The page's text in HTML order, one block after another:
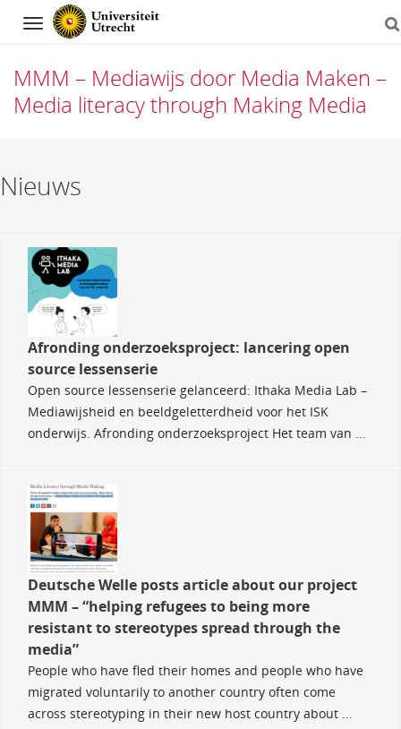
Navigation
MMM – Mediawijs door Media Maken –
Media literacy through Making Media
naar
inhoud
Nieuws
Afronding onderzoeksproject: lancering open
source lessenserie
Open source lessenserie gelanceerd: Ithaka Media Lab –
Mediawijsheid en beeldgeletterdheid voor het ISK
onderwijs. Afronding onderzoeksproject Het team van ...
Deutsche Welle posts article about our project
MMM – “helping refugees to being more
resistant to stereotypes spread through the
media”
People who have fled their homes and people who have
migrated voluntarily to another country often come
across stereotyping in their new host country about ...